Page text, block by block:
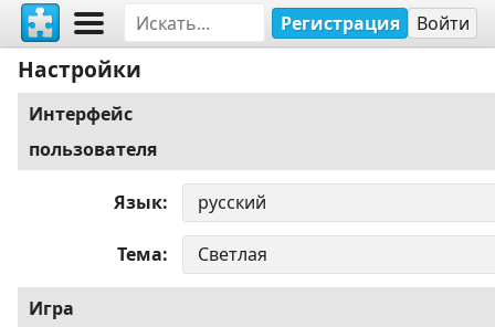
Регистрация Войти
Настройки
Интерфейс
пользователя
Язык
Тема
Игра